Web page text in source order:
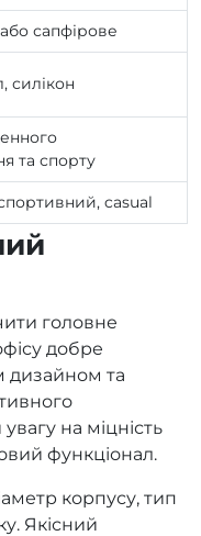
сапфірове
силікон
та спорту
casual
головне
добре
дизайном та
на міцність
функціонал.
корпусу, тип
Якісний